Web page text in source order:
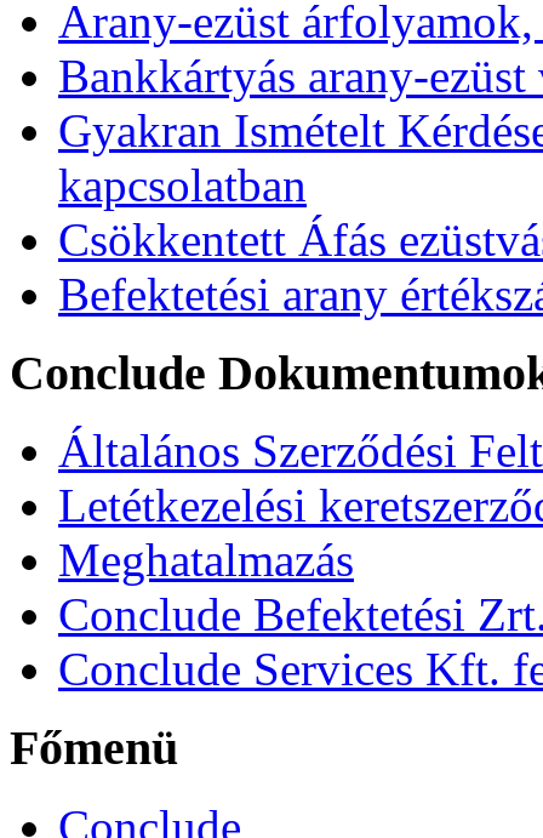
Arany-ezüst
Bankkártyás arany-
Gyakran Ismételt
kapcsolatban
Csökkentett Áfás
Befektetési arany
Conclude
Általános Szerződési
Letétkezelési
Meghatalmazás
Conclude Befektetési
Conclude Services Kft.
Főmenü
Conclude